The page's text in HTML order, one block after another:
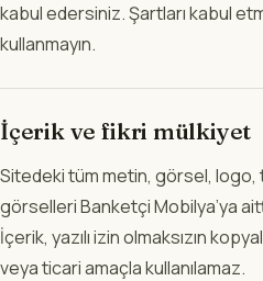
kabul edersiniz. Şartları kabul
kullanmayın.
İçerik ve fikri mülkiyet
Sitedeki tüm metin, görsel, logo,
görselleri Banketçi Mobilya’ya
İçerik, yazılı izin olmaksızın
veya ticari amaçla kullanılamaz.